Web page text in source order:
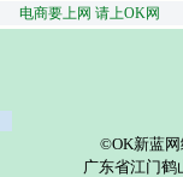
电商要上网 请上OK网
©OK新蓝网
广东省江门鹤